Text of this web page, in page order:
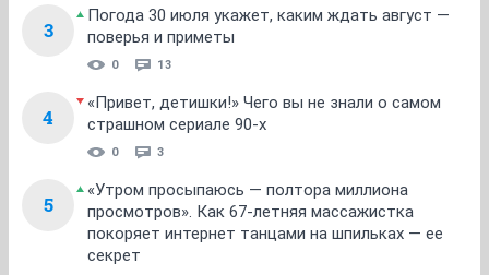
3
Погода 30 июля укажет, каким ждать август —
поверья и приметы
0 13
4
«Привет, детишки!» Чего вы не знали о самом
страшном сериале 90-х
0 3
5
«Утром просыпаюсь — полтора миллиона
просмотров». Как 67-летняя массажистка
покоряет интернет танцами на шпильках — ее
секрет